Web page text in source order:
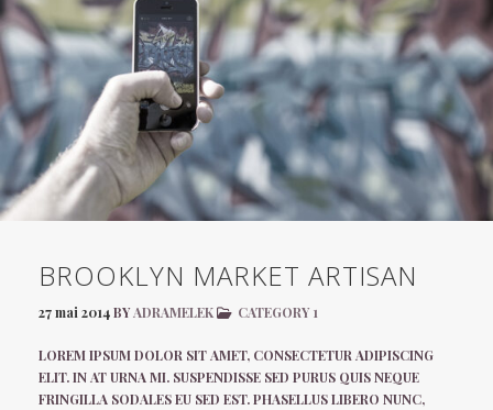
BROOKLYN MARKET ARTISAN
27 mai 2014BYADRAMELEK CATEGORY 1
LOREM IPSUM DOLOR SIT AMET, CONSECTETUR ADIPISCING
ELIT. IN AT URNA MI. SUSPENDISSE SED PURUS QUIS NEQUE
FRINGILLA SODALES EU SED EST. PHASELLUS LIBERO NUNC,